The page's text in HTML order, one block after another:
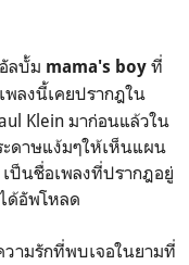
ลบั้ม mama's boy ที่
ลงนี้เคยปรากฎใน
Klein มาก่อนแล้วใน
ดาษแง้มๆให้เห็นแผน
ป็นชื่อเพลงที่ปรากฎอยู่
ด้อัพโหลด
วามรักที่พบเจอในยามที่